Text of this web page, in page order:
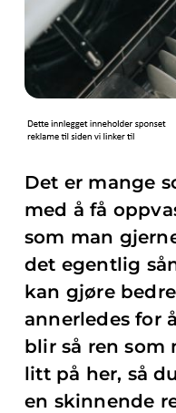
Det er mange
med å få
som man
det egentlig
kan gjøre
annerledes for
blir så ren som
litt på her, så
en skinnende